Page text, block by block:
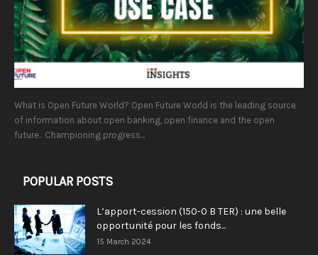
What is Open Future World? Open Future World is the leading source
of information about open banking, open finance and the open
future. Championing progress...
POPULAR POSTS
L’apport-cession (150-0 B TER) : une belle
opportunité pour les fonds...
15 March 2024